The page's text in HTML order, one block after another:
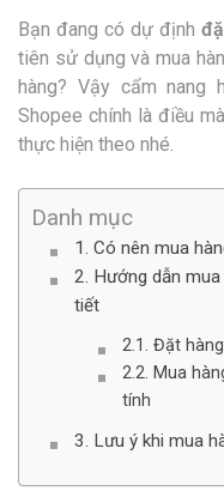
Bạn đang có dự định
tiên sử dụng và mua
hàng? Vậy cẩm nang
Shopee chính là điều
thực hiện theo nhé.
Danh mục
Có nên mua
Hướng dẫn
tiết
Đặt
Mua
tính
Lưu ý khi mua